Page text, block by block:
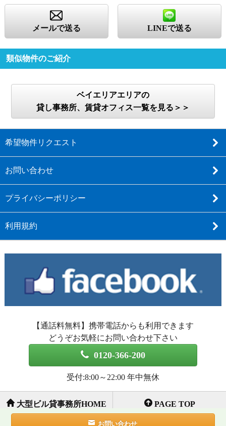
メールで送る LINEで送る
類似物件のご紹介
ベイエリアエリアの
貸し事務所、賃貸オフィス一覧を見る＞＞
お問い合わせ
希望物件リクエスト
お問い合わせ
プライバシーポリシー
利用規約
【通話料無料】携帯電話からも利用できます
どうぞお気軽にお問い合わせ下さい
0120-366-200
受付:8:00～22:00 年中無休
大型ビル貸事務所HOME PAGE TOP